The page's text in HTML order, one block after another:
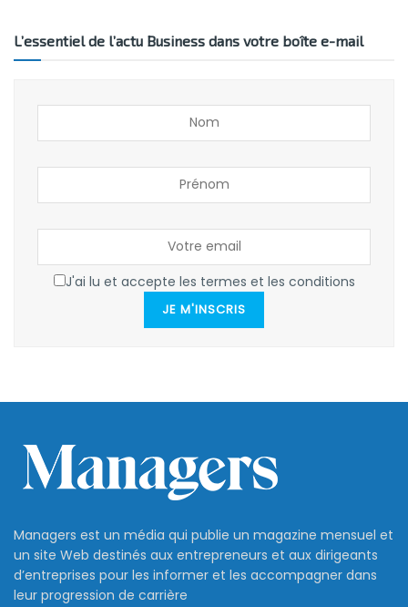
L’essentiel de l’actu Business dans votre boîte e-mail
J'ai lu et accepte les termes et les conditions
JE M'INSCRIS
Managers est un média qui publie un magazine mensuel et
un site Web destinés aux entrepreneurs et aux dirigeants
d’entreprises pour les informer et les accompagner dans
leur progression de carrière